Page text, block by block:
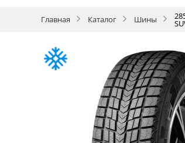
Главная Каталог Шины